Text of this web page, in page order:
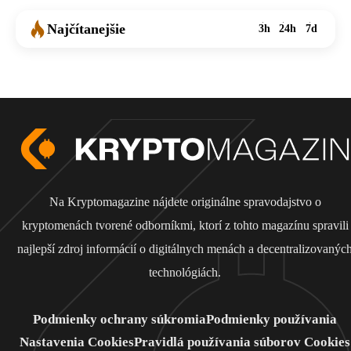
Najčítanejšie 3h 24h 7d
Na Kryptomagazine nájdete originálne spravodajstvo o
kryptomenách tvorené odborníkmi, ktorí z tohto magazínu spravili
najlepší zdroj informácií o digitálnych menách a
technológiách.
Podmienky ochrany súkromiaPodmienky používania
Nastavenia CookiesPravidlá používania súborov Cookies